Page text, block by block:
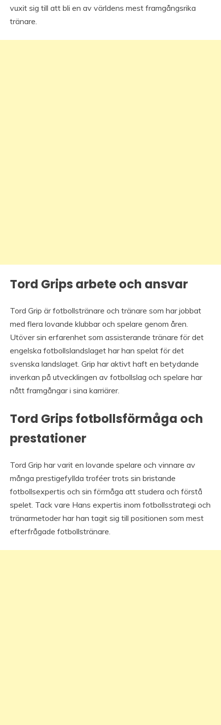
vuxit sig till att bli en av världens mest framgångsrika
tränare.
Tord Grips arbete och ansvar
Tord Grip är fotbollstränare och tränare som har jobbat
med flera lovande klubbar och spelare genom åren.
Utöver sin erfarenhet som assisterande tränare för det
engelska fotbollslandslaget har han spelat för det
svenska landslaget. Grip har aktivt haft en betydande
inverkan på utvecklingen av fotbollslag och spelare har
nått framgångar i sina karriärer.
Tord Grips fotbollsförmåga och
prestationer
Tord Grip har varit en lovande spelare och vinnare av
många prestigefyllda troféer trots sin bristande
fotbollsexpertis och sin förmåga att studera och förstå
spelet. Tack vare Hans expertis inom fotbollsstrategi och
tränarmetoder har han tagit sig till positionen som mest
efterfrågade fotbollstränare.